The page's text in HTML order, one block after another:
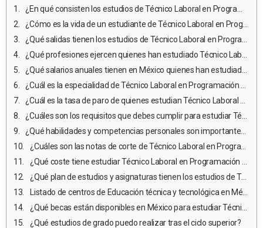
¿En qué consisten los estudios de Técnico Laboral en Programación de Software?
¿Cómo es la vida de un estudiante de Técnico Laboral en Programación de Software y qué retos enfrentan?
¿Qué salidas tienen los estudios de Técnico Laboral en Programación de Software?
¿Qué profesiones ejercen quienes han estudiado Técnico Laboral en Programación de Software?
¿Qué salarios anuales tienen en México quienes han estudiado Técnico Laboral en Programación de Software?
¿Cuál es la especialidad de Técnico Laboral en Programación de Software mejor pagada?
¿Cuál es la tasa de paro de quienes estudian Técnico Laboral en Programación de Software?
¿Cuáles son los requisitos que debes cumplir para estudiar Técnico Laboral en Programación de Software en México?
¿Qué habilidades y competencias personales son importantes para estudiar y ejercer Técnico Laboral en Programación de Software?
¿Cuáles son las notas de corte de Técnico Laboral en Programación de Software en México?
¿Qué coste tiene estudiar Técnico Laboral en Programación de Software?
¿Qué plan de estudios y asignaturas tienen los estudios de Técnico Laboral en Programación de Software en México?
Listado de centros de Educación técnica y tecnológica en México en donde estudiar Técnico Laboral en Programación de Software
¿Qué becas están disponibles en México para estudiar Técnico Laboral en Programación de Software?
¿Qué estudios de grado puedo realizar tras el ciclo superior?